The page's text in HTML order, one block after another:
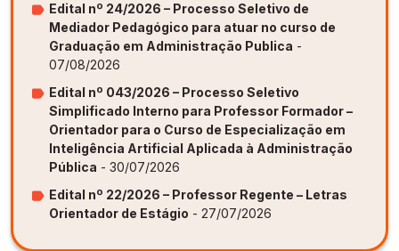
Edital nº 24/2026 – Processo Seletivo de
Mediador Pedagógico para atuar no curso de
Graduação em Administração Publica -
07/08/2026
Edital nº 043/2026 – Processo Seletivo
Simplificado Interno para Professor Formador –
Orientador para o Curso de Especialização em
Inteligência Artificial Aplicada à Administração
Pública - 30/07/2026
Edital nº 22/2026 – Professor Regente – Letras
Orientador de Estágio - 27/07/2026